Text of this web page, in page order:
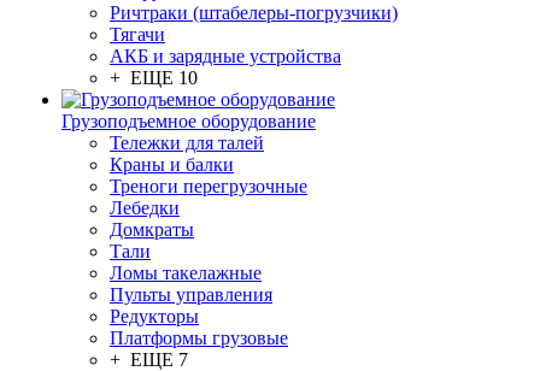
Ричтраки (штабелеры-погрузчики)
Тягачи
АКБ и зарядные устройства
+ ЕЩЕ 10
Грузоподъемное оборудование
Тележки для талей
Краны и балки
Треноги перегрузочные
Лебедки
Домкраты
Тали
Ломы такелажные
Пульты управления
Редукторы
Платформы грузовые
+ ЕЩЕ 7